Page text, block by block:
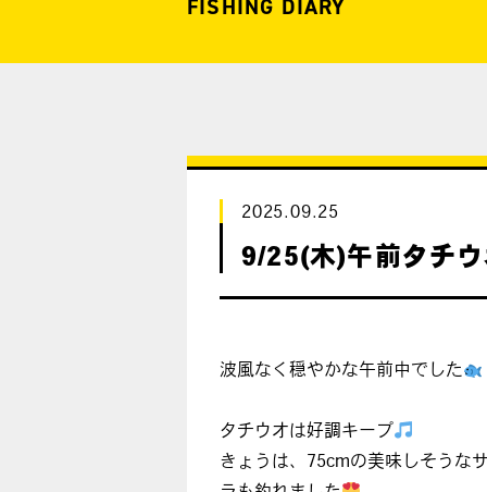
FISHING DIARY
2025.09.25
9/25(木)午前タチ
波風なく穏やかな午前中でした
タチウオは好調キープ
きょうは、75cmの美味しそうな